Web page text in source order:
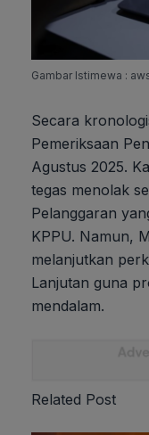
Gambar Istimewa :
Secara
Pemeriksaan
Agustus 2025.
tegas menolak
Pelanggaran
KPPU. Namun,
melanjutkan
Lanjutan guna
mendalam.
Related Post